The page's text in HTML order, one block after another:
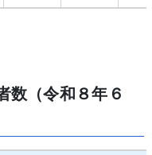
数（令和８年６